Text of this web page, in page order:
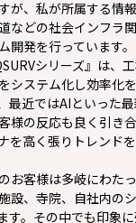
が、私が所属する情
などの社会インフラ
開発を行っています
シリーズ』は、
システム化し効率化
最近ではAIといった
様の反応も良く引き
を高く張りトレンド
お客様は多岐にわた
設、寺院、自社内の
す。その中でも印象